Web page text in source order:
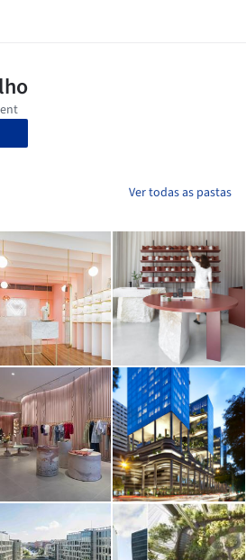
Ver todas as pastas